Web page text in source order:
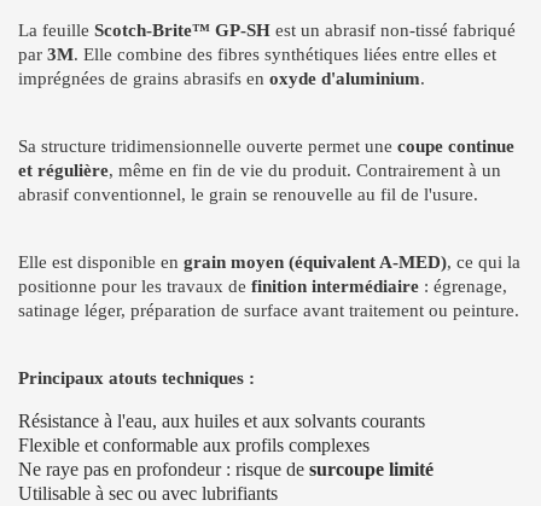
La feuille Scotch-Brite™ GP-SH est un abrasif non-tissé fabriqué
par 3M. Elle combine des fibres synthétiques liées entre elles et
imprégnées de grains abrasifs en oxyde d'aluminium.
Sa structure tridimensionnelle ouverte permet une coupe continue
et régulière, même en fin de vie du produit. Contrairement à un
abrasif conventionnel, le grain se renouvelle au fil de l'usure.
Elle est disponible en grain moyen (équivalent A-MED), ce qui la
positionne pour les travaux de finition intermédiaire : égrenage,
satinage léger, préparation de surface avant traitement ou peinture.
Principaux atouts techniques :
Résistance à l'eau, aux huiles et aux solvants courants
Flexible et conformable aux profils complexes
Ne raye pas en profondeur : risque de surcoupe limité
Utilisable à sec ou avec lubrifiants